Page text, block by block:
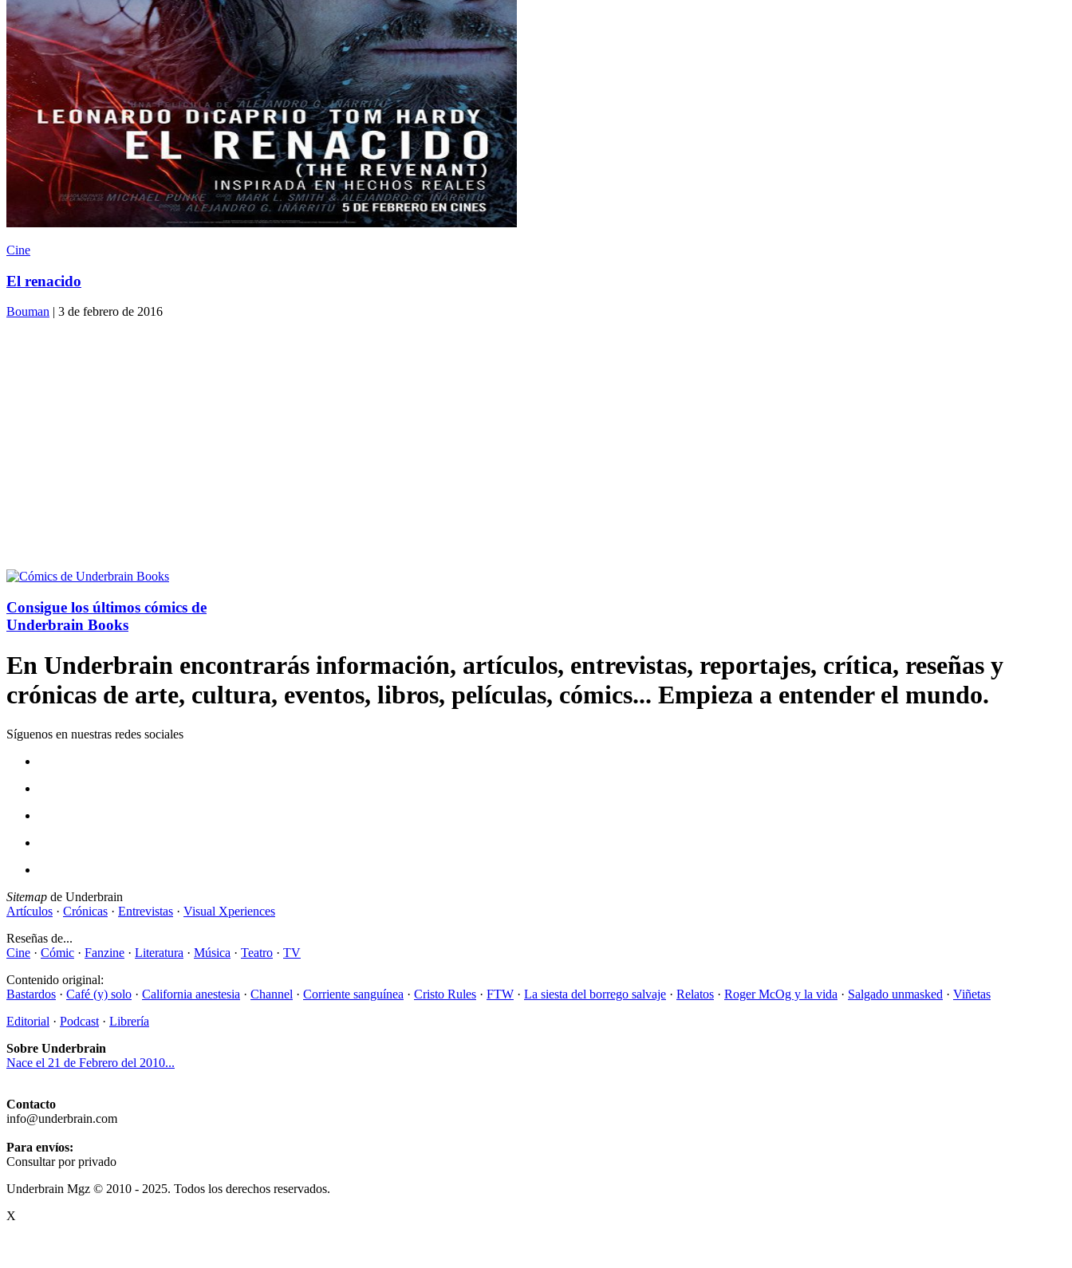
Cine
El renacido
Bouman | 3 de febrero de 2016
Consigue los últimos cómics de
Underbrain Books
En Underbrain encontrarás información, artículos, entrevistas, reportajes, crítica, reseñas y
crónicas de arte, cultura, eventos, libros, películas, cómics... Empieza a entender el mundo.
Síguenos en nuestras redes sociales
Sitemap de Underbrain
Artículos · Crónicas · Entrevistas · Visual Xperiences
Reseñas de...
Cine · Cómic · Fanzine · Literatura · Música · Teatro · TV
Contenido original:
Bastardos · Café (y) solo · California anestesia · Channel · Corriente sanguínea · Cristo Rules · FTW · La siesta del borrego salvaje · Relatos · Roger McOg y la vida · Salgado unmasked · Viñetas
Editorial · Podcast · Librería
Sobre Underbrain
Nace el 21 de Febrero del 2010...
Contacto
info@underbrain.com
Para envíos:
Consultar por privado
Underbrain Mgz © 2010 - 2025. Todos los derechos reservados.
X